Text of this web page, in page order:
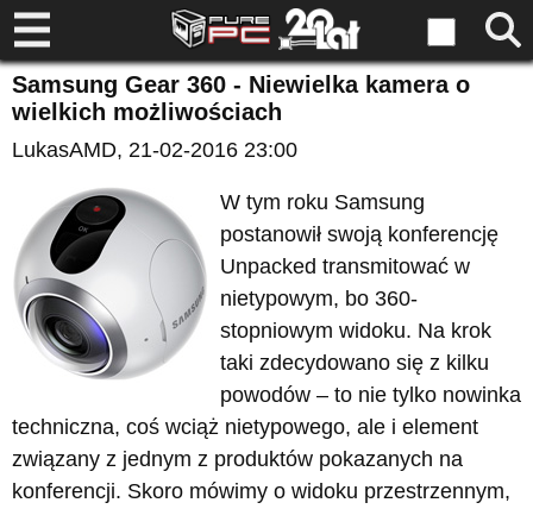
Samsung Gear 360 - Niewielka kamera o
wielkich możliwościach
LukasAMD, 21-02-2016 23:00
W tym roku Samsung
postanowił swoją konferencję
Unpacked transmitować w
nietypowym, bo 360-
stopniowym widoku. Na krok
taki zdecydowano się z kilku
powodów – to nie tylko nowinka
techniczna, coś wciąż nietypowego, ale i element
związany z jednym z produktów pokazanych na
konferencji. Skoro mówimy o widoku przestrzennym,